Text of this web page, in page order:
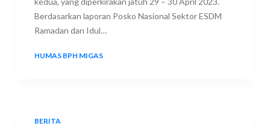
Berdasarkan laporan Posko Nasional Sektor ESDM
Ramadan dan Idul…
HUMAS BPH MIGAS
BERITA